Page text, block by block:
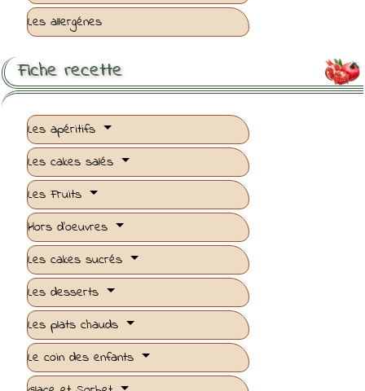
Les allergénes

Fiche recette
Les apéritifs
Les cakes salés
Les Fruits
Hors d'oeuvres
Les cakes sucrés
Les desserts
Les plats chauds
Le coin des enfants